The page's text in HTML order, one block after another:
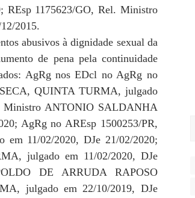
REsp 1175623/GO, Rel. Ministro
2015.
abusivos à dignidade sexual da
de pena pela continuidade
AgRg nos EDcl no AgRg no
QUINTA TURMA, julgado
Ministro ANTONIO SALDANHA
AgRg no AREsp 1500253/PR,
11/02/2020, DJe 21/02/2020;
julgado em 11/02/2020, DJe
DE ARRUDA RAPOSO
julgado em 22/10/2019, DJe